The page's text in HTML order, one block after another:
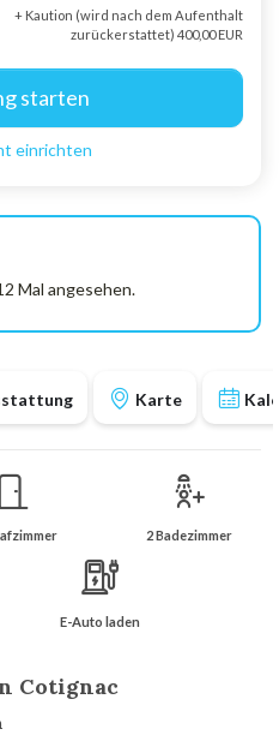
Karte
2 Badezimmer
E-Auto laden
Cotignac
+ Kaution (wird nach dem Aufenthalt
zurückerstattet) 400,00 EUR
starten
einrichten
Mal angesehen.